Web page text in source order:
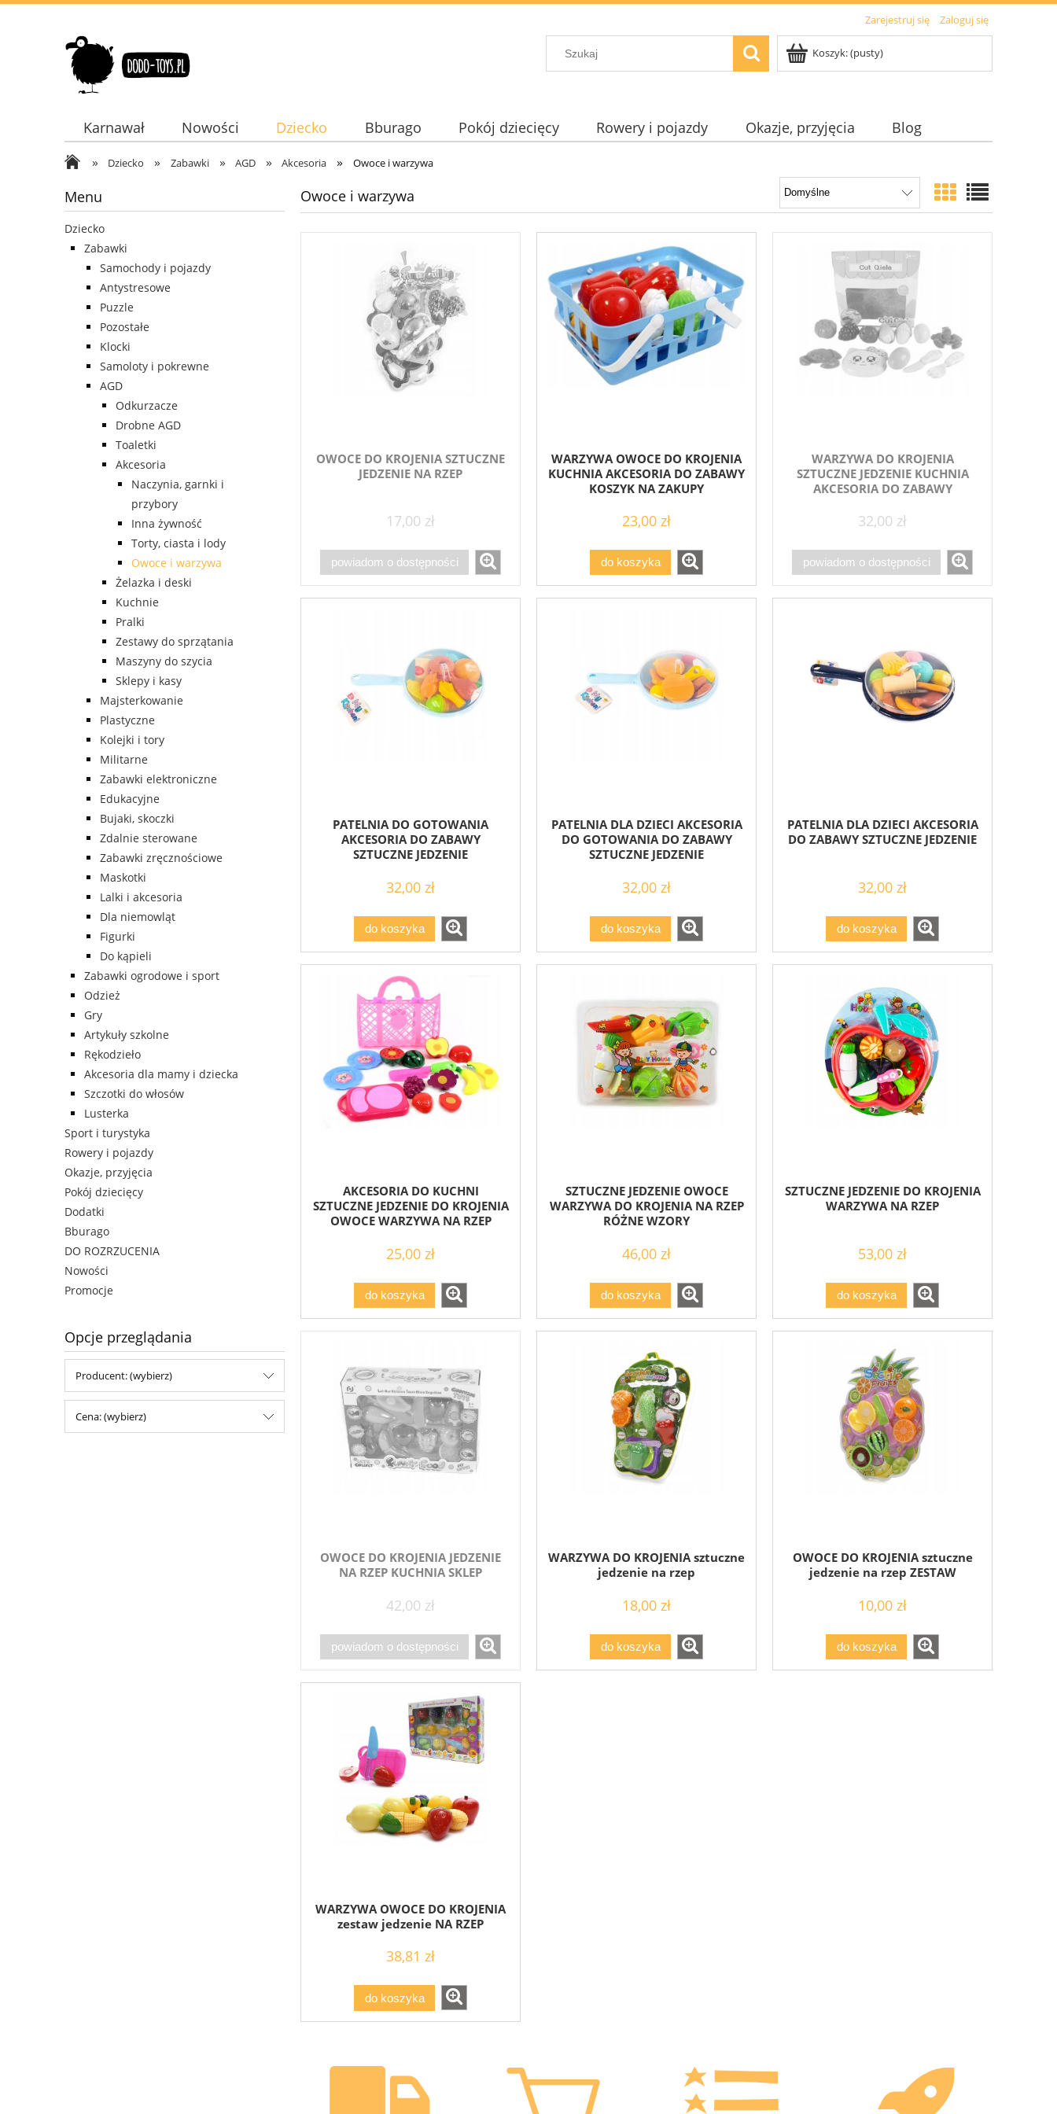
Zarejestruj się Zaloguj się
Koszyk:(pusty)
Karnawał Nowości Dziecko Bburago Pokój dziecięcy Rowery i pojazdy Okazje, przyjęcia
Blog
Dodatki
» Dziecko » Zabawki » AGD » Akcesoria » Owoce i warzywa
Menu
Dziecko
Zabawki
Samochody i pojazdy
Antystresowe
Puzzle
Pozostałe
Klocki
Samoloty i pokrewne
AGD
Odkurzacze
Drobne AGD
Toaletki
Akcesoria
Naczynia, garnki i
przybory
Inna żywność
Torty, ciasta i lody
Owoce i warzywa
Żelazka i deski
Kuchnie
Pralki
Zestawy do sprzątania
Maszyny do szycia
Sklepy i kasy
Majsterkowanie
Plastyczne
Kolejki i tory
Militarne
Zabawki elektroniczne
Edukacyjne
Bujaki, skoczki
Zdalnie sterowane
Zabawki zręcznościowe
Maskotki
Lalki i akcesoria
Dla niemowląt
Figurki
Do kąpieli
Zabawki ogrodowe i sport
Odzież
Gry
Artykuły szkolne
Rękodzieło
Akcesoria dla mamy i dziecka
Szczotki do włosów
Lusterka
Sport i turystyka
Rowery i pojazdy
Okazje, przyjęcia
Pokój dziecięcy
Dodatki
Bburago
DO ROZRZUCENIA
Nowości
Promocje
Opcje przeglądania
Producent: (wybierz)
Cena: (wybierz)
Owoce i warzywa
OWOCE DO KROJENIA SZTUCZNE
JEDZENIE NA RZEP
17,00 zł
powiadom o dostępności
WARZYWA OWOCE DO KROJENIA
KUCHNIA AKCESORIA DO ZABAWY
KOSZYK NA ZAKUPY
23,00 zł
do koszyka
WARZYWA DO KROJENIA
SZTUCZNE JEDZENIE KUCHNIA
AKCESORIA DO ZABAWY
32,00 zł
powiadom o dostępności
PATELNIA DO GOTOWANIA
AKCESORIA DO ZABAWY
SZTUCZNE JEDZENIE
32,00 zł
do koszyka
PATELNIA DLA DZIECI AKCESORIA
DO GOTOWANIA DO ZABAWY
SZTUCZNE JEDZENIE
32,00 zł
do koszyka
PATELNIA DLA DZIECI AKCESORIA
DO ZABAWY SZTUCZNE JEDZENIE
32,00 zł
do koszyka
AKCESORIA DO KUCHNI
SZTUCZNE JEDZENIE DO KROJENIA
OWOCE WARZYWA NA RZEP
25,00 zł
do koszyka
SZTUCZNE JEDZENIE OWOCE
WARZYWA DO KROJENIA NA RZEP
RÓŻNE WZORY
46,00 zł
do koszyka
SZTUCZNE JEDZENIE DO KROJENIA
WARZYWA NA RZEP
53,00 zł
do koszyka
OWOCE DO KROJENIA JEDZENIE
NA RZEP KUCHNIA SKLEP
42,00 zł
powiadom o dostępności
WARZYWA DO KROJENIA sztuczne
jedzenie na rzep
18,00 zł
do koszyka
OWOCE DO KROJENIA sztuczne
jedzenie na rzep ZESTAW
10,00 zł
do koszyka
WARZYWA OWOCE DO KROJENIA
zestaw jedzenie NA RZEP
38,81 zł
do koszyka